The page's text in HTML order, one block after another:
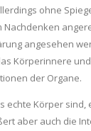
ohne
Nachdenken
angesehen
Körperinnere
der Organe.
echte Körper
aber auch die